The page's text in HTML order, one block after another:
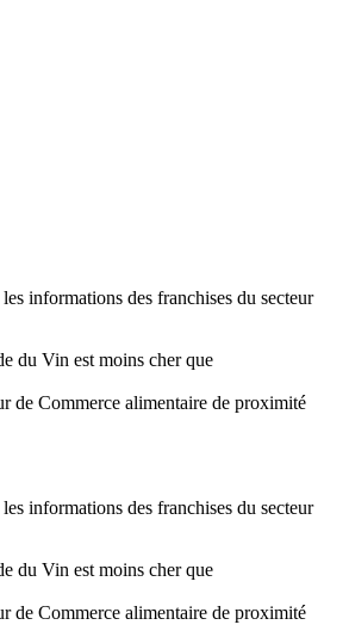
informations des franchises du secteur
du Vin est moins cher que
de Commerce alimentaire de proximité
informations des franchises du secteur
du Vin est moins cher que
de Commerce alimentaire de proximité